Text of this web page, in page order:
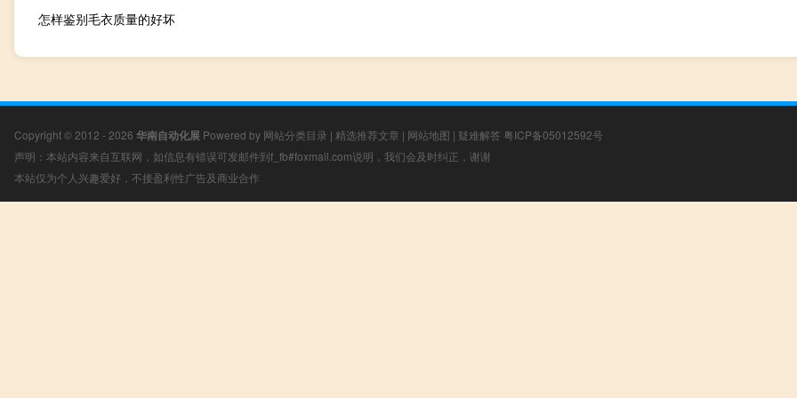
怎样鉴别毛衣质量的好坏
Copyright © 2012 - 2026 华南自动化展 Powered by 网站分类目录 | 精选推荐文章 | 网站地图 | 疑难解答 粤ICP备05012592号
声明：本站内容来自互联网，如信息有错误可发邮件到f_fb#foxmail.com说明，我们会及时纠正，谢谢
本站仅为个人兴趣爱好，不接盈利性广告及商业合作